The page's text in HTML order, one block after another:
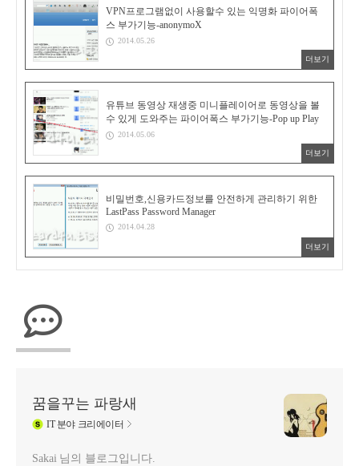
VPN프로그램없이 사용할수 있는 익명화 파이어폭
스 부가기능-anonymoX
2014.05.26
더보기
유튜브 동영상 재생중 미니플레이어로 동영상을 볼
수 있게 도와주는 파이어폭스 부가기능-Pop up Play
2014.05.06
더보기
비밀번호,신용카드정보를 안전하게 관리하기 위한
LastPass Password Manager
2014.04.28
더보기
꿈을꾸는 파랑새
IT분야 크리에이터
Sakai 님의 블로그입니다.